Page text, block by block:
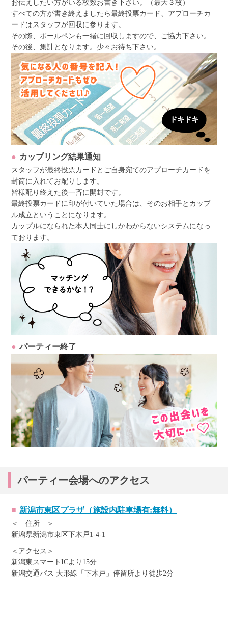
お伝えしたい方がいる枚数お書き下さい。（最大３枚）
すべての方が書き終えましたら最終投票カード、アプローチカ
ードはスタッフが回収に参ります。
その際、ボールペンも一緒に回収しますので、ご協力下さい。
その後、集計となります。少々お待ち下さい。
カップリング結果通知
スタッフが最終投票カードとご自身宛てのアプローチカードを
封筒に入れてお配りします。
皆様配り終えた後一斉に開封です。
最終投票カードに印が付いていた場合は、そのお相手とカップ
ル成立ということになります。
カップルになられた本人同士にしかわからないシステムになっ
ております。
パーティー終了
パーティー会場へのアクセス
新潟市東区プラザ（施設内駐車場有:無料）
＜ 住所 ＞
新潟県新潟市東区下木戸1-4-1
＜アクセス＞
新潟東スマートICより15分
新潟交通バス 大形線「下木戸」停留所より徒歩2分